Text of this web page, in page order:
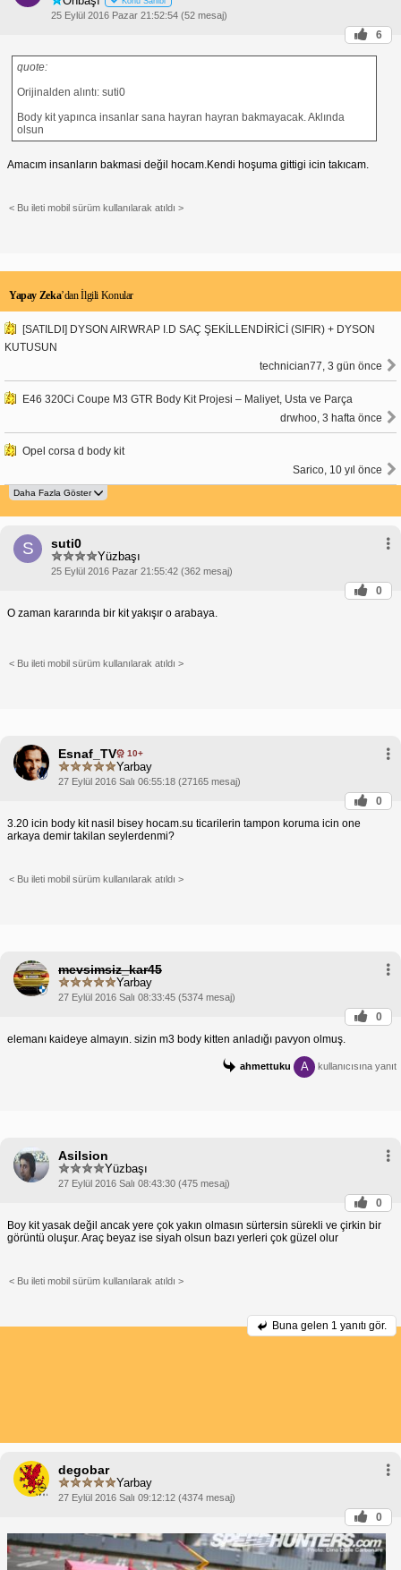
25 Eylül 2016 Pazar 21:52:54 (52 mesaj)
6
quote:
Orijinalden alıntı: suti0
Body kit yapınca insanlar sana hayran hayran bakmayacak. Aklında
olsun
Amacım insanların bakmasi değil hocam.Kendi hoşuma gittigi icin takıcam.
< Bu ileti mobil sürüm kullanılarak atıldı >
Yapay Zeka’dan İlgili Konular
[SATILDI] DYSON AIRWRAP I.D SAÇ ŞEKİLLENDİRİCİ (SIFIR) + DYSON
KUTUSUN
technician77, 3 gün önce
E46 320Ci Coupe M3 GTR Body Kit Projesi – Maliyet, Usta ve Parça
drwhoo, 3 hafta önce
Opel corsa d body kit
Sarico, 10 yıl önce
S suti0
Yüzbaşı
25 Eylül 2016 Pazar 21:55:42 (362 mesaj)
0
O zaman kararında bir kit yakışır o arabaya.
< Bu ileti mobil sürüm kullanılarak atıldı >
Esnaf_TV 10+
Yarbay
27 Eylül 2016 Salı 06:55:18 (27165 mesaj)
0
3.20 icin body kit nasil bisey hocam.su ticarilerin tampon koruma icin one
arkaya demir takilan seylerdenmi?
< Bu ileti mobil sürüm kullanılarak atıldı >
mevsimsiz_kar45
Yarbay
27 Eylül 2016 Salı 08:33:45 (5374 mesaj)
0
elemanı kaideye almayın. sizin m3 body kitten anladığı pavyon olmuş.
ahmettuku A kullanıcısına yanıt
Asilsion
Yüzbaşı
27 Eylül 2016 Salı 08:43:30 (475 mesaj)
0
Boy kit yasak değil ancak yere çok yakın olmasın sürtersin sürekli ve çirkin bir
görüntü oluşur. Araç beyaz ise siyah olsun bazı yerleri çok güzel olur
< Bu ileti mobil sürüm kullanılarak atıldı >
Buna gelen 1 yanıtı gör.
degobar
Yarbay
27 Eylül 2016 Salı 09:12:12 (4374 mesaj)
0